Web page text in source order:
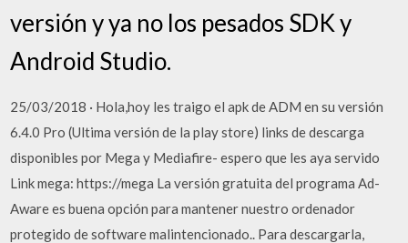
versión y ya no los pesados SDK y
Android Studio.
25/03/2018 · Hola,hoy les traigo el apk de ADM en su versión
6.4.0 Pro (Ultima versión de la play store) links de descarga
disponibles por Mega y Mediafire- espero que les aya servido
Link mega: https://mega La versión gratuita del programa Ad-
Aware es buena opción para mantener nuestro ordenador
protegido de software malintencionado.. Para descargarla,